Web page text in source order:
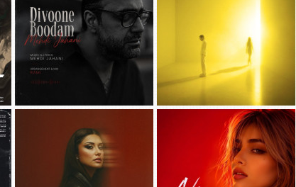
دانلود آهنگ جديد مهدی جهانی به نام
دیوونه بودم
دانلود آهنگ جديد سیجل و سوگند به نام
وقتی رفت